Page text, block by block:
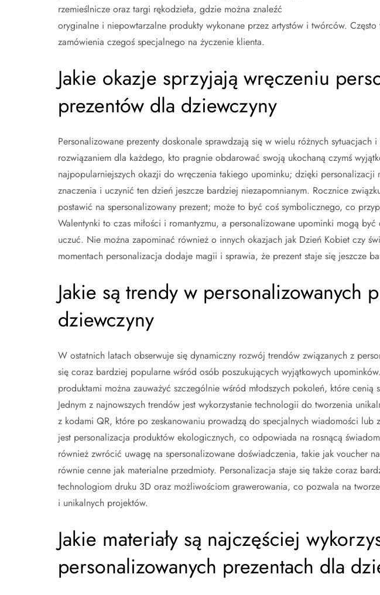
rzemieślnicze oraz targi rękodzieła, gdzie można znaleźć
oryginalne i niepowtarzalne produkty wykonane przez artystów i twórców.
zamówienia czegoś specjalnego na życzenie klienta.
Jakie okazje sprzyjają wręczeniu
prezentów dla dziewczyny
Personalizowane prezenty doskonale sprawdzają się w wielu różnych sytuacjach
rozwiązaniem dla każdego, kto pragnie obdarować swoją ukochaną czymś
najpopularniejszych okazji do wręczenia takiego upominku; dzięki personalizacji
znaczenia i uczynić ten dzień jeszcze bardziej niezapomnianym. Rocznice
postawić na spersonalizowany prezent; może to być coś symbolicznego, co
Walentynki to czas miłości i romantyzmu, a personalizowane upominki mogą być
uczuć. Nie można zapominać również o innych okazjach jak Dzień Kobiet czy
momentach personalizacja dodaje magii i sprawia, że prezent staje się jeszcze
Jakie są trendy w personalizowanych
dziewczyny
W ostatnich latach obserwuje się dynamiczny rozwój trendów związanych z
się coraz bardziej popularne wśród osób poszukujących wyjątkowych
produktami można zauważyć szczególnie wśród młodszych pokoleń, które
Jednym z najnowszych trendów jest wykorzystanie technologii do tworzenia
z kodami QR, które po zeskanowaniu prowadzą do specjalnych wiadomości lub
jest personalizacja produktów ekologicznych, co odpowiada na rosnącą
również zwrócić uwagę na spersonalizowane doświadczenia, takie jak voucher
równie cenne jak materialne przedmioty. Personalizacja staje się także coraz
technologiom druku 3D oraz możliwościom grawerowania, co pozwala na
i unikalnych projektów.
Jakie materiały są najczęściej
personalizowanych prezentach dla